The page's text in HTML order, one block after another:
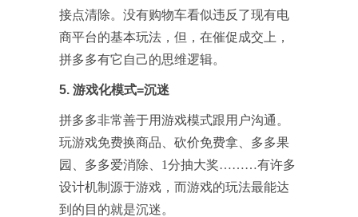
接点清除。没有购物车看似违反了现有电
商平台的基本玩法，但，在催促成交上，
拼多多有它自己的思维逻辑。
5. 游戏化模式=沉迷
拼多多非常善于用游戏模式跟用户沟通。
玩游戏免费换商品、砍价免费拿、多多果
园、多多爱消除、1分抽大奖………有许多
设计机制源于游戏，而游戏的玩法最能达
到的目的就是沉迷。